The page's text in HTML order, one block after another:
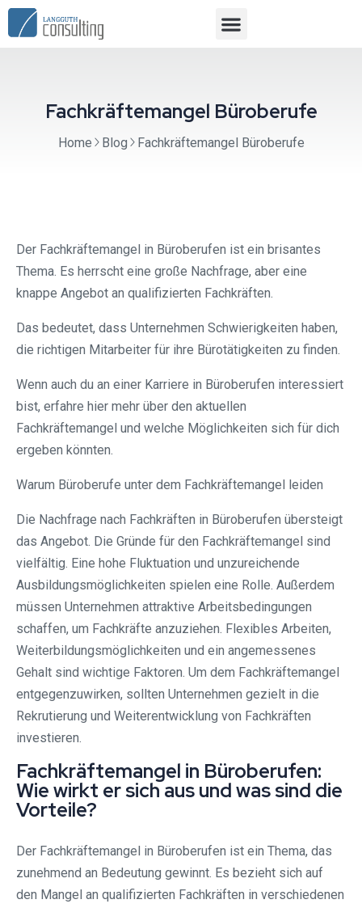
Fachkräftemangel Büroberufe
Home Blog Fachkräftemangel Büroberufe
Der Fachkräftemangel in Büroberufen ist ein brisantes
Thema. Es herrscht eine große Nachfrage, aber eine
knappe Angebot an qualifizierten Fachkräften.
Das bedeutet, dass Unternehmen Schwierigkeiten haben,
die richtigen Mitarbeiter für ihre Bürotätigkeiten zu finden.
Wenn auch du an einer Karriere in Büroberufen interessiert
bist, erfahre hier mehr über den aktuellen
Fachkräftemangel und welche Möglichkeiten sich für dich
ergeben könnten.
Warum Büroberufe unter dem Fachkräftemangel leiden
Die Nachfrage nach Fachkräften in Büroberufen übersteigt
das Angebot. Die Gründe für den Fachkräftemangel sind
vielfältig. Eine hohe Fluktuation und unzureichende
Ausbildungsmöglichkeiten spielen eine Rolle. Außerdem
müssen Unternehmen attraktive Arbeitsbedingungen
schaffen, um Fachkräfte anzuziehen. Flexibles Arbeiten,
Weiterbildungsmöglichkeiten und ein angemessenes
Gehalt sind wichtige Faktoren. Um dem Fachkräftemangel
entgegenzuwirken, sollten Unternehmen gezielt in die
Rekrutierung und Weiterentwicklung von Fachkräften
investieren.
Fachkräftemangel in Büroberufen:
Wie wirkt er sich aus und was sind die
Vorteile?
Der Fachkräftemangel in Büroberufen ist ein Thema, das
zunehmend an Bedeutung gewinnt. Es bezieht sich auf
den Mangel an qualifizierten Fachkräften in verschiedenen